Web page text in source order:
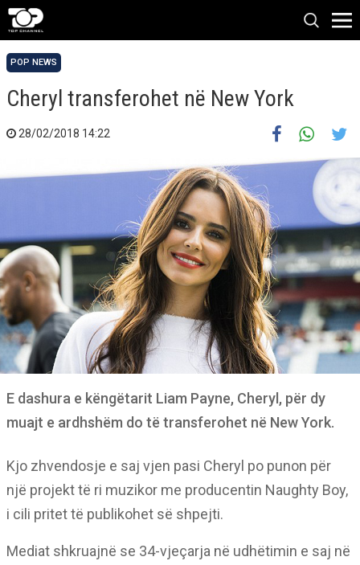
POP NEWS
Cheryl transferohet në New York
28/02/2018 14:22
E dashura e këngëtarit Liam Payne, Cheryl, për dy
muajt e ardhshëm do të transferohet në New York.
Kjo zhvendosje e saj vjen pasi Cheryl po punon për
një projekt të ri muzikor me producentin Naughty Boy,
i cili pritet të publikohet së shpejti.
Mediat shkruajnë se 34-vjeçarja në udhëtimin e saj në